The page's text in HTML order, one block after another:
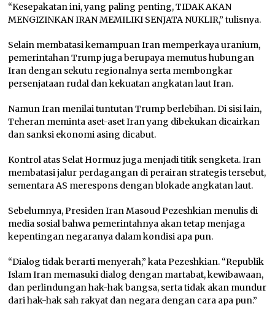
“Kesepakatan ini, yang paling penting, TIDAK AKAN
MENGIZINKAN IRAN MEMILIKI SENJATA NUKLIR,” tulisnya.
Selain membatasi kemampuan Iran memperkaya uranium,
pemerintahan Trump juga berupaya memutus hubungan
Iran dengan sekutu regionalnya serta membongkar
persenjataan rudal dan kekuatan angkatan laut Iran.
Namun Iran menilai tuntutan Trump berlebihan. Di sisi lain,
Teheran meminta aset-aset Iran yang dibekukan dicairkan
dan sanksi ekonomi asing dicabut.
Kontrol atas Selat Hormuz juga menjadi titik sengketa. Iran
membatasi jalur perdagangan di perairan strategis tersebut,
sementara AS merespons dengan blokade angkatan laut.
Sebelumnya, Presiden Iran Masoud Pezeshkian menulis di
media sosial bahwa pemerintahnya akan tetap menjaga
kepentingan negaranya dalam kondisi apa pun.
“Dialog tidak berarti menyerah,” kata Pezeshkian. “Republik
Islam Iran memasuki dialog dengan martabat, kewibawaan,
dan perlindungan hak-hak bangsa, serta tidak akan mundur
dari hak-hak sah rakyat dan negara dengan cara apa pun.”